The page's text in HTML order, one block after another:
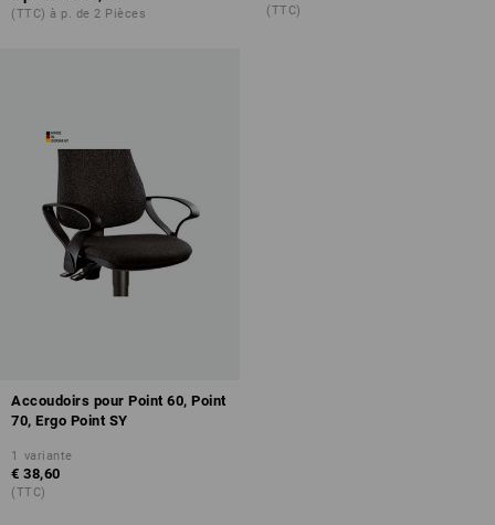
(TTC) à p. de 2 Pièces (TTC)
Accoudoirs pour Point 60, Point
70, Ergo Point SY
1 variante
€ 38,60
(TTC)